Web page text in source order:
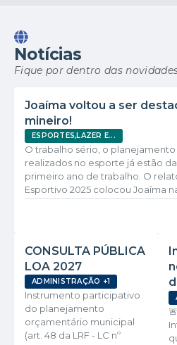
Notícias
Fique por dentro das
Joaíma voltou a ser
mineiro!
ESPORTES,LAZER E...
O trabalho sério, o
realizados no esporte já estão
primeiro ano de trabalho. O
Esportivo 2025 colocou Joaíma
esportivo, garantindo ao
que representa um salto
relação ao ano anterior. Esse...
CONSULTA PÚBLICA
LOA 2027
ADMINISTRAÇÃO +1
Instrumento participativo
do planejamento
orçamentário municipal
(art. 48 da LRF - LC nº